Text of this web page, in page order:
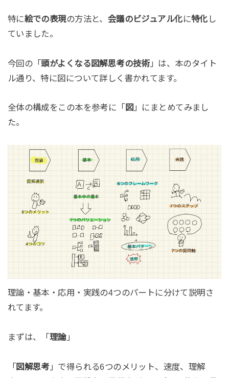
特に絵での表現の方法と、 会議のビジュアル化に特化 し
ていました。
今回の「頭がよくなる図解思考の技術」は、本のタイト
ル通り、特に図について詳しく書かれてます。
全体の構成をこの本を参考に「 図 」にまとめてみまし
た。
理論・基本・応用・実践の4つのパートに分けて説明さ
れてます。
まずは、「理論」
「図解思考」で得られる6つのメリット、速度、理解